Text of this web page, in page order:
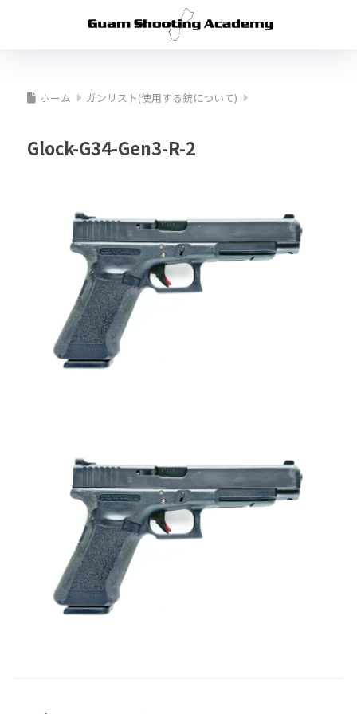
ホーム ガンリスト(使用する銃について)
Glock-G34-Gen3-R-2